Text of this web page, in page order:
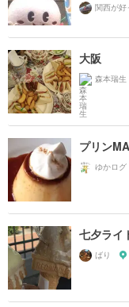
大阪
森本瑞生
プリン
ゆかログ
七夕ライ
ばり